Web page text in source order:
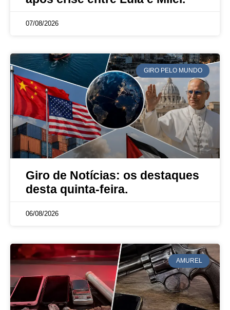
07/08/2026
GIRO PELO MUNDO
Giro de Notícias: os destaques
desta quinta-feira.
06/08/2026
AMUREL